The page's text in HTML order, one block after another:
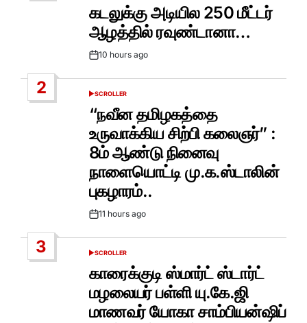
கடலுக்கு அடியில 250 மீட்டர்
ஆழத்தில் ரவுண்டானா…
Post10 hours ago
2
POSTED
SCROLLER
“நவீன தமிழகத்தை
உருவாக்கிய சிற்பி கலைஞர்” :
8ம் ஆண்டு நினைவு
நாளையொட்டி மு.க.ஸ்டாலின்
புகழாரம்..
Post11 hours ago
3
POSTED
SCROLLER
காரைக்குடி ஸ்மார்ட் ஸ்டார்ட்
மழலையர் பள்ளி யு.கே.ஜி
மாணவர் யோகா சாம்பியன்ஷிப்